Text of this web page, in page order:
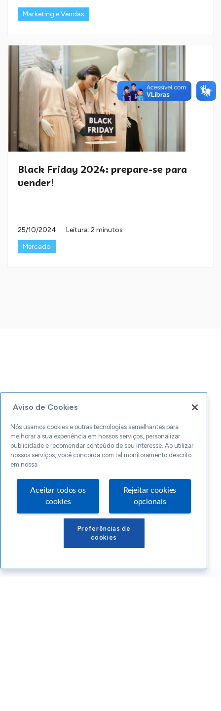
Marketing e Vendas
Black Friday 2024: prepare-se para
vender!
25/10/2024
Leitura: 2 minutos
Mercado
Aviso de Cookies
Nós usamos cookies e outras tecnologias semelhantes para
melhorar a sua experiência em nossos serviços, personalizar
publicidade e recomendar conteúdo de seu interesse. Ao utilizar
nossos serviços, você concorda com tal monitoramento descrito
em nossa
Aceitar todos os
cookies
Rejeitar cookies
opcionais
Preferências de
cookies